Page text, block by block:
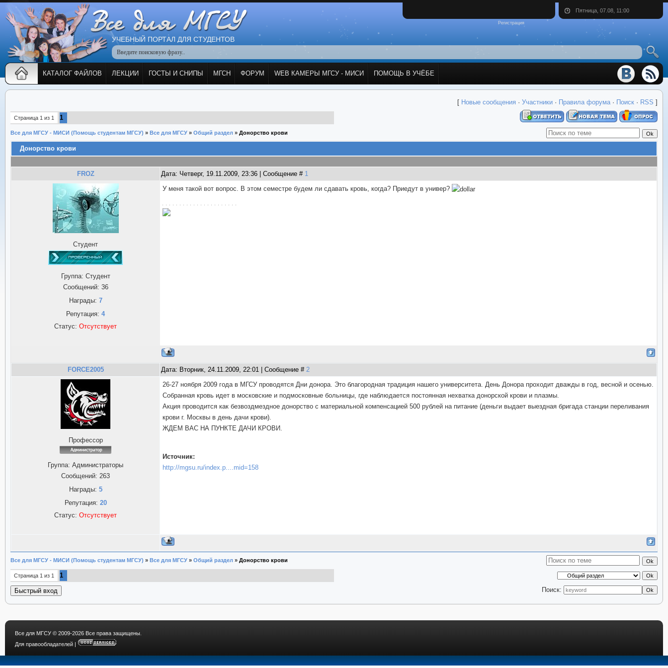
УЧЕБНЫЙ ПОРТАЛ ДЛЯ СТУДЕНТОВ
Пятница, 07.08, 11:00
Регистрация
КАТАЛОГ ФАЙЛОВ ЛЕКЦИИ ГОСТЫ И СНИПЫ МГСН ФОРУМ WEB КАМЕРЫ МГСУ - МИСИ ПОМОЩЬ В УЧЁБЕ
[ Новые сообщения · Участники · Правила форума· Поиск · RSS ]
Страница 1 из 1 1
Все для МГСУ - МИСИ (Помощь студентам МГСУ) » Все для МГСУ » Общий раздел » Донорство крови
Донорство крови
FROZ Дата: Четверг, 19.11.2009, 23:36 | Сообщение # 1
Студент
Группа: Студент
Сообщений: 36
Награды: 7
Репутация: 4
Статус: Отсутствует
У меня такой вот вопрос. В этом семестре будем ли сдавать кровь, когда? Приедут в универ?
FORCE2005 Дата: Вторник, 24.11.2009, 22:01 | Сообщение # 2
Профессор
Группа: Администраторы
Сообщений: 263
Награды: 5
Репутация: 20
Статус: Отсутствует
26-27 ноября 2009 года в МГСУ проводятся Дни донора. Это благородная традиция нашего университета. День Донора проходит дважды в год, весной и осенью.
Собранная кровь идет в московские и подмосковные больницы, где наблюдается постоянная нехватка донорской крови и плазмы.
Акция проводится как безвоздмездное донорство с материальной компенсацией 500 рублей на питание (деньги выдает выездная бригада станции переливания
крови г. Москвы в день дачи крови).
ЖДЕМ ВАС НА ПУНКТЕ ДАЧИ КРОВИ.
Источник:
http://mgsu.ru/index.p....mid=158
Все для МГСУ - МИСИ (Помощь студентам МГСУ) » Все для МГСУ » Общий раздел » Донорство крови
Страница 1 из 1
1
Поиск:
Все для МГСУ© 2009-2026 Все права защищены.
Для правообладателей|